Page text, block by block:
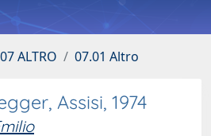
07 ALTRO 07.01 Altro
Assisi, 1974